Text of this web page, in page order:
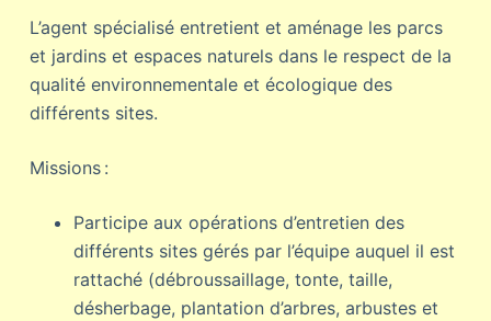
L’agent spécialisé entretient et aménage les parcs
et jardins et espaces naturels dans le respect de la
qualité environnementale et écologique des
différents sites.
Missions :
Participe aux opérations d’entretien des
différents sites gérés par l’équipe auquel il est
rattaché (débroussaillage, tonte, taille,
désherbage, plantation d’arbres, arbustes et